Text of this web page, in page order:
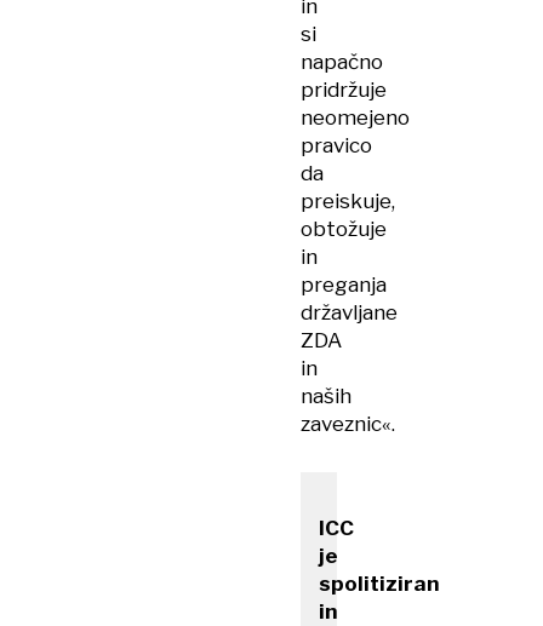
in
si
napačno
pridržuje
neomejeno
pravico
da
preiskuje,
obtožuje
in
preganja
državljane
ZDA
in
naših
zaveznic«.
ICC
je
spolitiziran
in